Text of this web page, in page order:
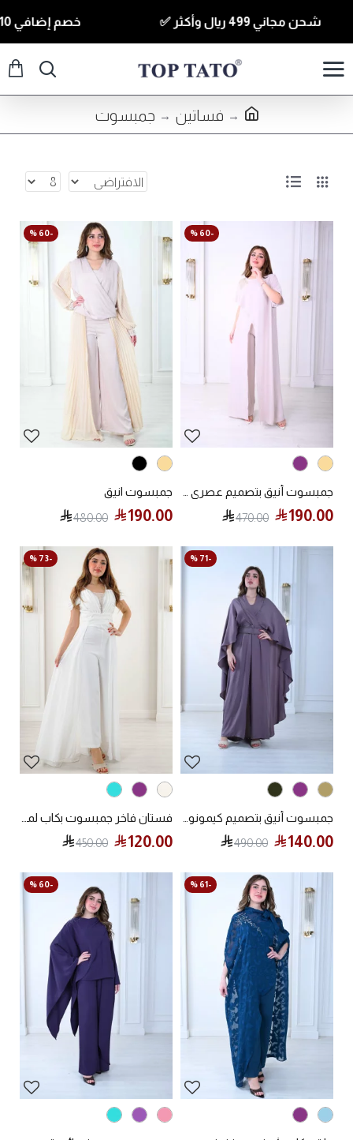
شحن مجاني 499 ريال وأكثر ✅ خصم إضافي 10% للقطع الي قيمتها 350 ريال وأكثر كود ( T10 ) ✅
فساتين جمبسوت
-60 %
190.00
470.00
-60 %
جمبسوت انيق
190.00
480.00
-71 %
140.00
490.00
-73 %
120.00
450.00
-61 %
-60 %